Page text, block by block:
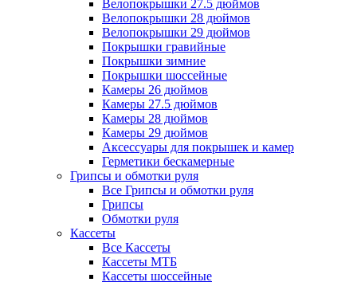
Велопокрышки 27.5 дюймов
Велопокрышки 28 дюймов
Велопокрышки 29 дюймов
Покрышки гравийные
Покрышки зимние
Покрышки шоссейные
Камеры 26 дюймов
Камеры 27.5 дюймов
Камеры 28 дюймов
Камеры 29 дюймов
Аксессуары для покрышек и камер
Герметики бескамерные
Грипсы и обмотки руля
Все Грипсы и обмотки руля
Грипсы
Обмотки руля
Кассеты
Все Кассеты
Кассеты МТБ
Кассеты шоссейные